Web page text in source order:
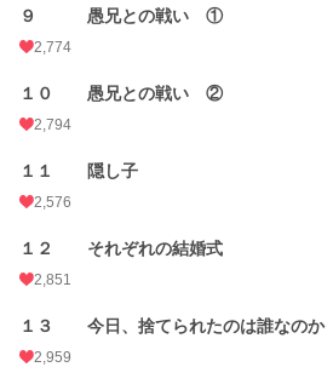
９ 愚兄との戦い ①
2,774
１０ 愚兄との戦い ②
2,794
１１ 隠し子
2,576
１２ それぞれの結婚式
2,851
１３ 今日、捨てられたのは誰なのか
2,959